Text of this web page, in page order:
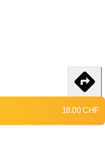
recevoir vos produits d'ici le
itinéraire
18.00 CHF